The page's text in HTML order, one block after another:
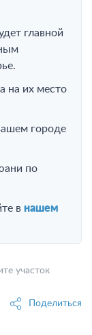
главной
на их место
городе
по
в нашем
участок
Поделиться